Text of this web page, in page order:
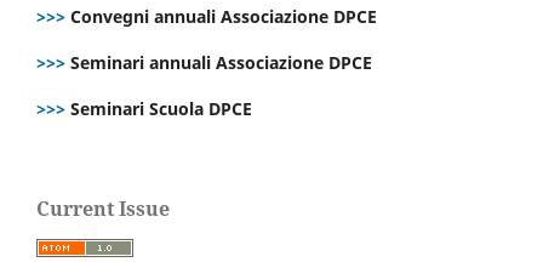
>>> Convegni annuali Associazione DPCE
>>> Seminari annuali Associazione DPCE
>>> Seminari Scuola DPCE
Current Issue